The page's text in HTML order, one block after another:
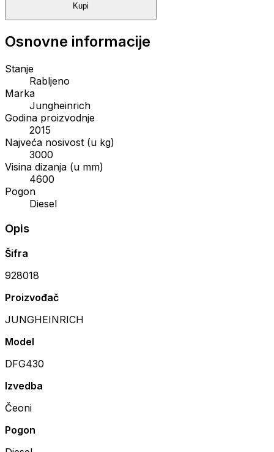
Kupi
Osnovne informacije
Stanje
Rabljeno
Marka
Jungheinrich
Godina proizvodnje
2015
Najveća nosivost (u kg)
3000
Visina dizanja (u mm)
4600
Pogon
Diesel
Opis
Šifra
928018
Proizvođač
JUNGHEINRICH
Model
DFG430
Izvedba
Čeoni
Pogon